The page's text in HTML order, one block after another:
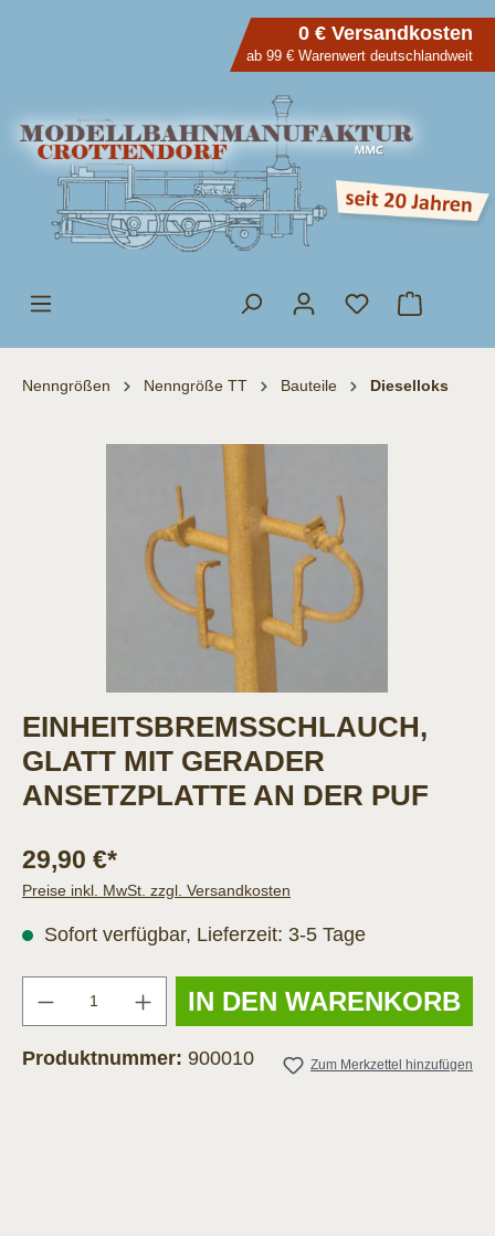
0 € Versandkosten
ab 99 € Warenwert deutschlandweit
Nenngrößen Nenngröße TT Bauteile Dieselloks
EINHEITSBREMSSCHLAUCH,
GLATT MIT GERADER
ANSETZPLATTE AN DER PUF
29,90 €*
Preise inkl. MwSt. zzgl. Versandkosten
Sofort verfügbar, Lieferzeit: 3-5 Tage
Anzahl
IN DEN WARENKORB
Zum Merkzettel hinzufügen
Produktnummer: 900010